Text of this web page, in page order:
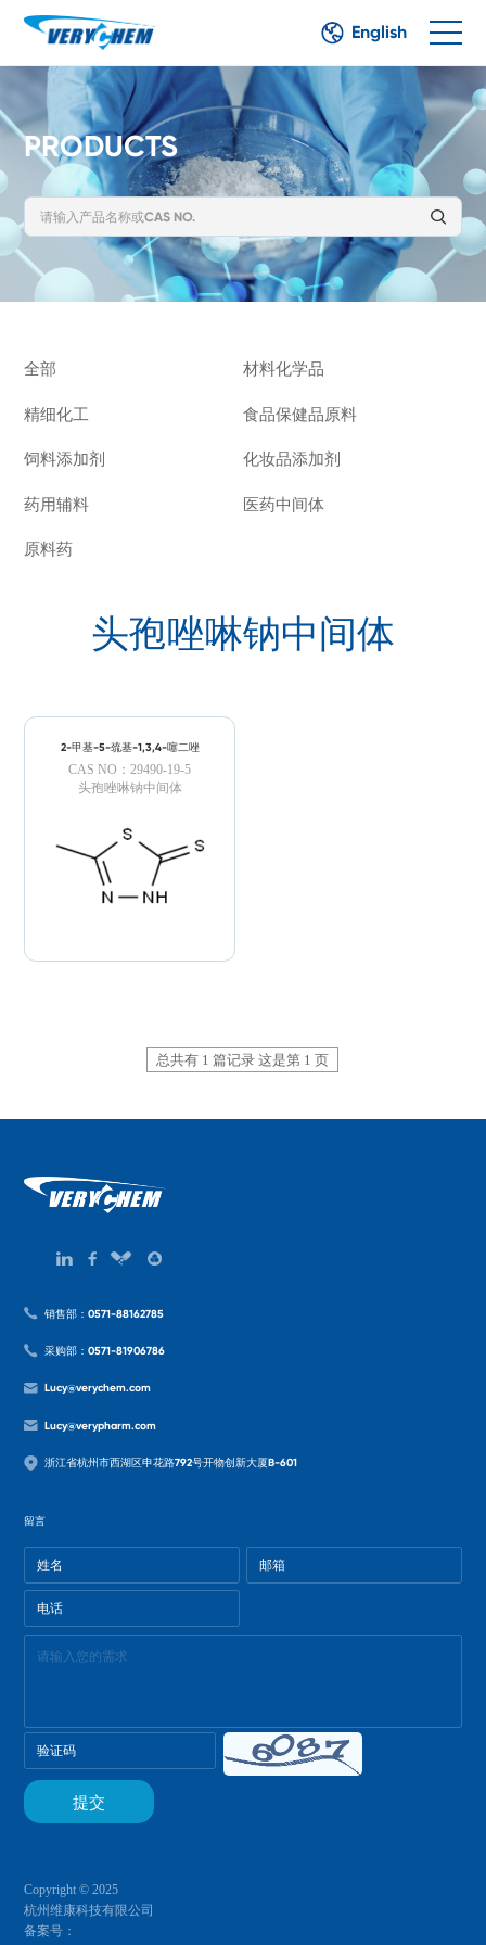
English
PRODUCTS
全部 材料化学品
精细化工 食品保健品原料
饲料添加剂 化妆品添加剂
药用辅料 医药中间体
原料药
头孢唑啉钠中间体
2-甲基-5-巯基-1,3,4-噻二唑
CAS NO：29490-19-5
头孢唑啉钠中间体
总共有 1 篇记录 这是第 1 页
销售部：0571-88162785
采购部：0571-81906786
Lucy@verychem.com
Lucy@verypharm.com
浙江省杭州市西湖区申花路792号开物创新大厦B-601
留言
Copyright © 2025
杭州维康科技有限公司
备案号：